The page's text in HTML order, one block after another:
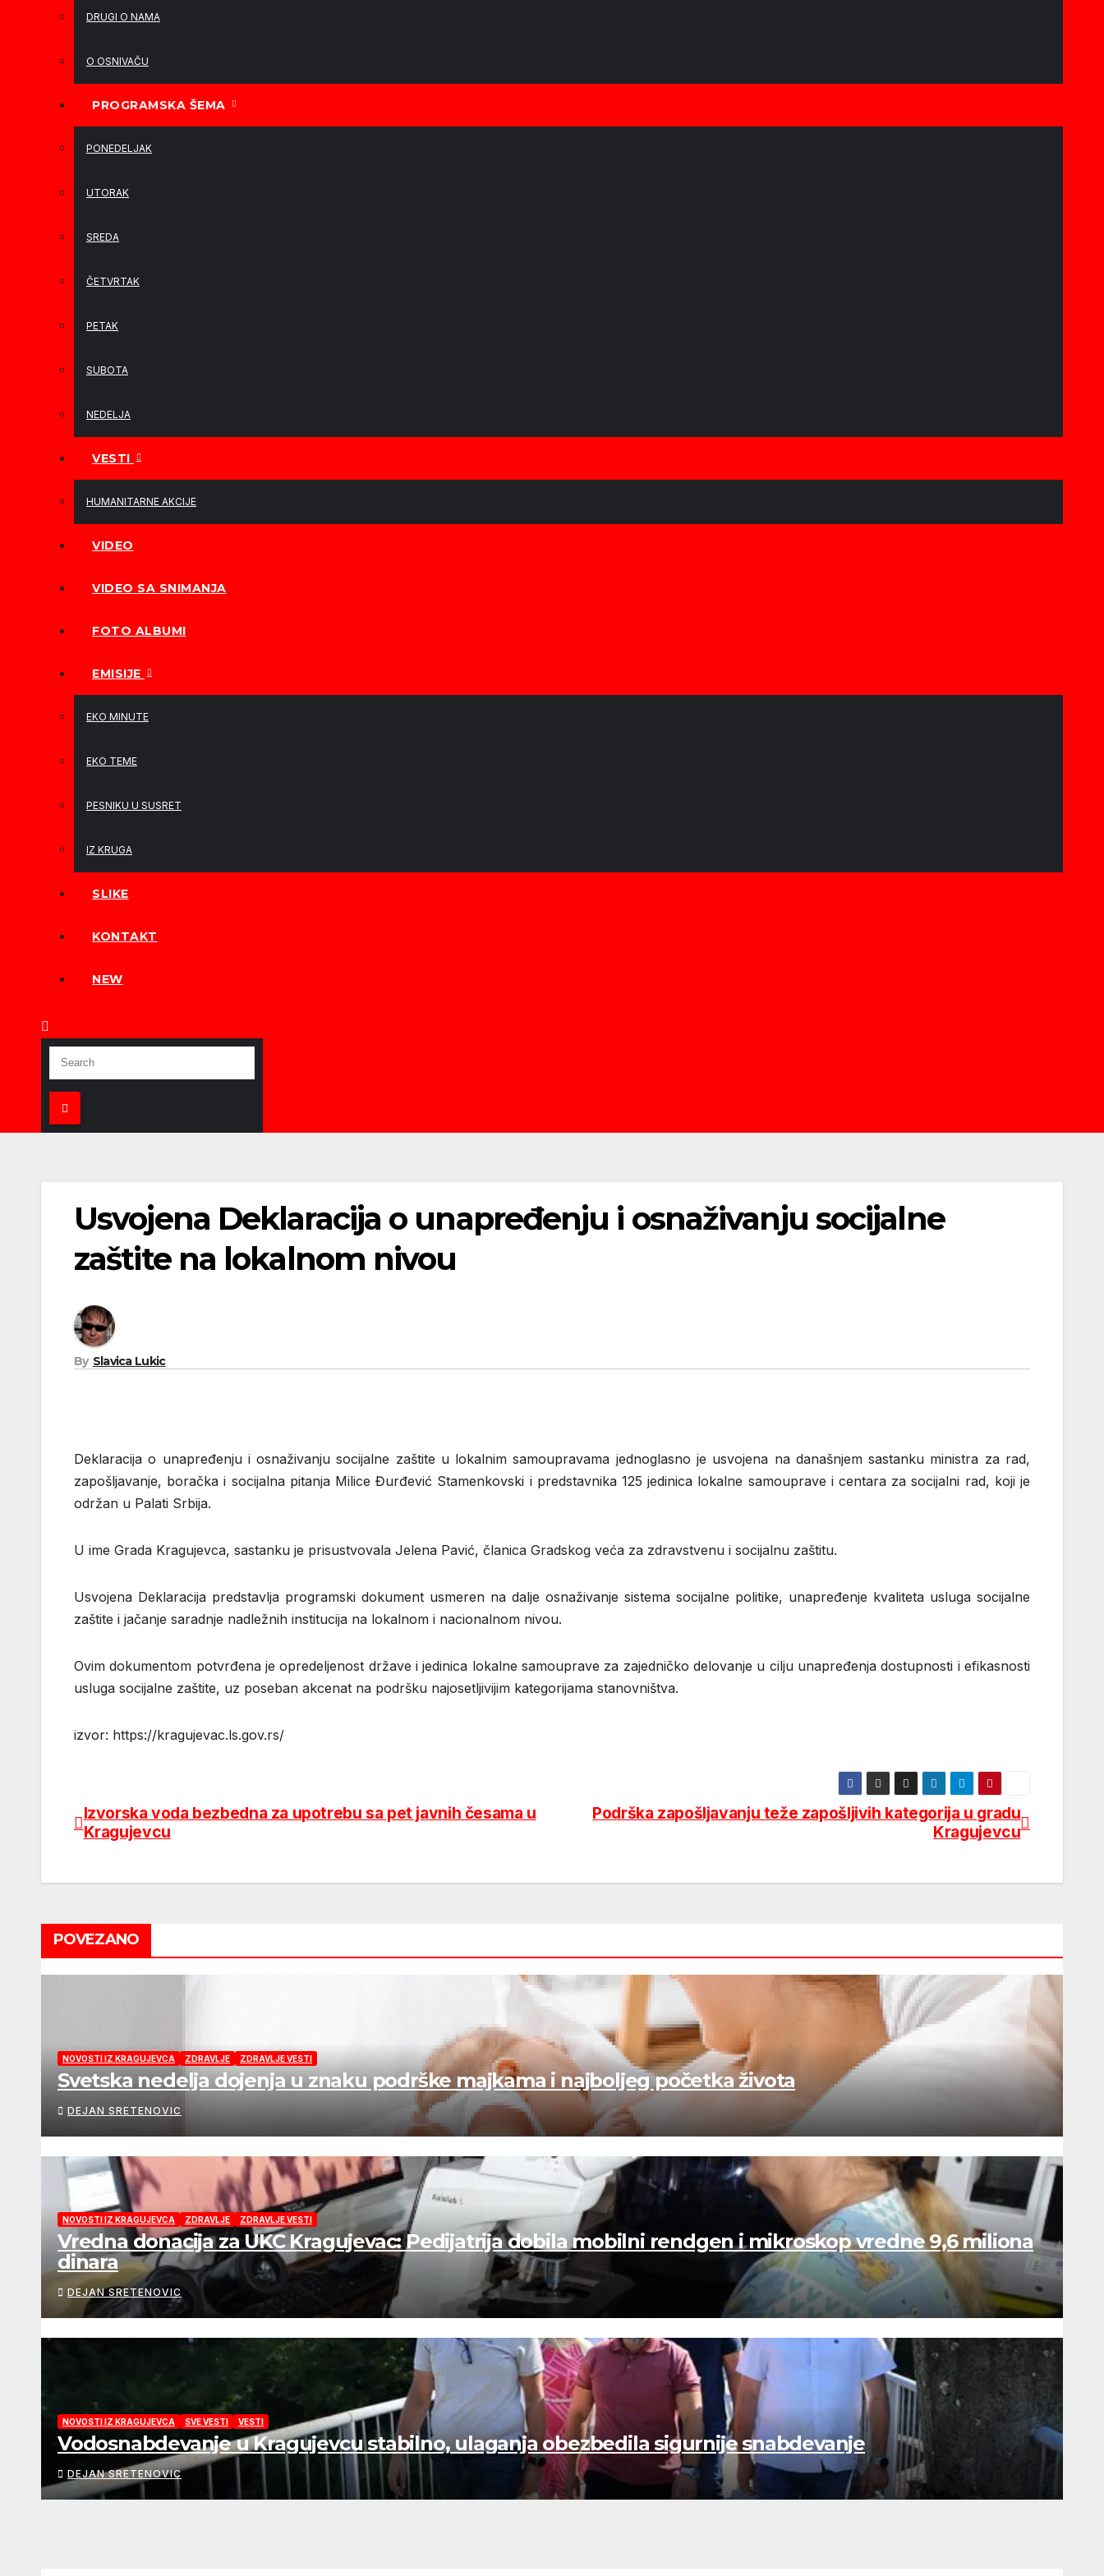
DRUGI O NAMA
O OSNIVAČU
PROGRAMSKA ŠEMA
PONEDELJAK
UTORAK
SREDA
ČETVRTAK
PETAK
SUBOTA
NEDELJA
VESTI
HUMANITARNE AKCIJE
VIDEO
VIDEO SA SNIMANJA
FOTO ALBUMI
EMISIJE
EKO MINUTE
EKO TEME
PESNIKU U SUSRET
IZ KRUGA
SLIKE
KONTAKT
NEW
Usvojena Deklaracija o unapređenju i osnaživanju socijalne
zaštite na lokalnom nivou
By Slavica Lukic
Deklaracija o unapređenju i osnaživanju socijalne zaštite u lokalnim samoupravama jednoglasno je usvojena na današnjem sastanku ministra za rad,
zapošljavanje, boračka i socijalna pitanja Milice Đurđević Stamenkovski i predstavnika 125 jedinica lokalne samouprave i centara za socijalni rad, koji je
održan u Palati Srbija.
U ime Grada Kragujevca, sastanku je prisustvovala Jelena Pavić, članica Gradskog veća za zdravstvenu i socijalnu zaštitu.
Usvojena Deklaracija predstavlja programski dokument usmeren na dalje osnaživanje sistema socijalne politike, unapređenje kvaliteta usluga socijalne
zaštite i jačanje saradnje nadležnih institucija na lokalnom i nacionalnom nivou.
Ovim dokumentom potvrđena je opredeljenost države i jedinica lokalne samouprave za zajedničko delovanje u cilju unapređenja dostupnosti i efikasnosti
usluga socijalne zaštite, uz poseban akcenat na podršku najosetljivijim kategorijama stanovništva.
izvor: https://kragujevac.ls.gov.rs/
Post
Podrška zapošljavanju teže zapošljivih kategorija u gradu
Kragujevcu
Izvorska voda bezbedna za upotrebu sa pet javnih česama u
Kragujevcu
POVEZANO
NOVOSTI IZ KRAGUJEVCA ZDRAVLJE ZDRAVLJE VESTI
Svetska nedelja dojenja u znaku podrške majkama i najboljeg početka života
DEJAN SRETENOVIC
NOVOSTI IZ KRAGUJEVCA ZDRAVLJE ZDRAVLJE VESTI
Vredna donacija za UKC Kragujevac: Pedijatrija dobila mobilni rendgen i mikroskop vredne 9,6 miliona
dinara
DEJAN SRETENOVIC
NOVOSTI IZ KRAGUJEVCA SVE VESTI VESTI
Vodosnabdevanje u Kragujevcu stabilno, ulaganja obezbedila sigurnije snabdevanje
DEJAN SRETENOVIC